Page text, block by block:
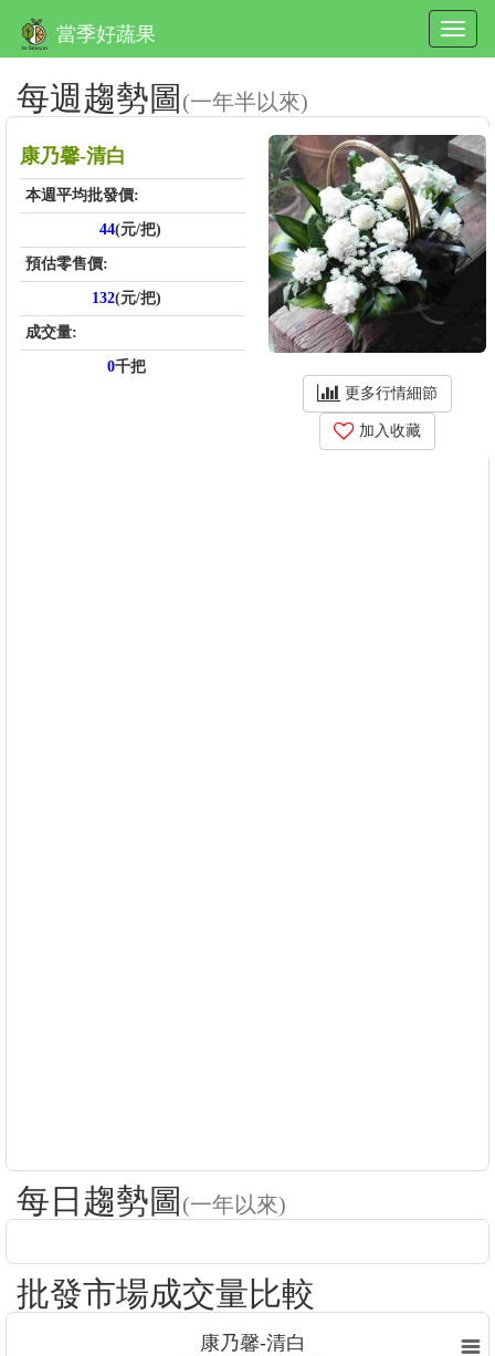
當季好蔬果
每週趨勢圖 (一年半以來)
康乃馨-清白
本週平均批發價:
44(元/把)
預估零售價:
132(元/把)
成交量:
0千把
更多行情細節
加入收藏
每日趨勢圖 (一年以來)
批發市場成交量比較
康乃馨-清白